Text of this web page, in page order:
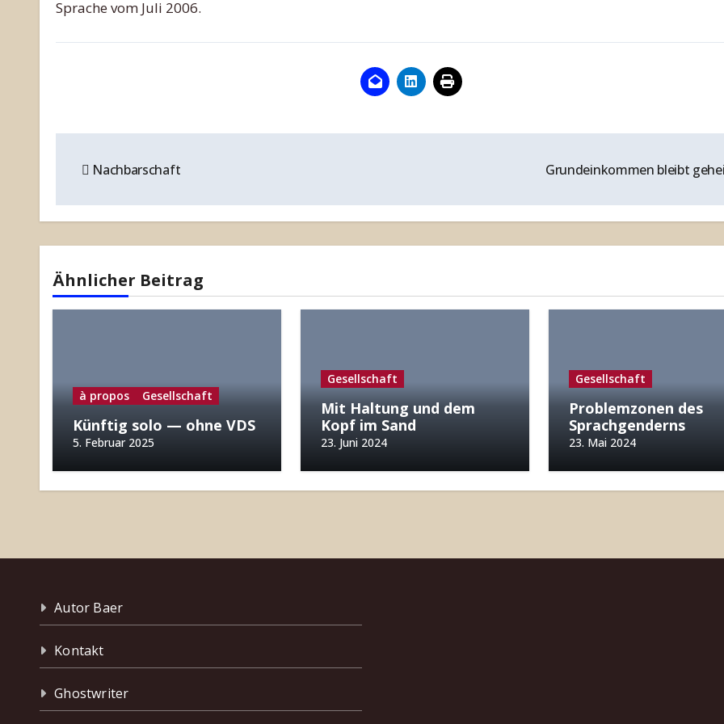
Sprache vom Juli 2006.
Nachbarschaft Grundeinkommen bleibt
Ähnlicher Beitrag
à propos Gesellschaft
Künftig solo — ohne VDS
5. Februar 2025
Gesellschaft
Mit Haltung und dem
Kopf im Sand
23. Juni 2024
Gesellschaft
Problemzonen des
Sprachgenderns
23. Mai 2024
Autor Baer
Kontakt
Ghostwriter